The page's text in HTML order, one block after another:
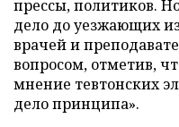
прессы, политиков.
дело до уезжающих
врачей и
вопросом, отметив,
мнение тевтонских
дело принципа».